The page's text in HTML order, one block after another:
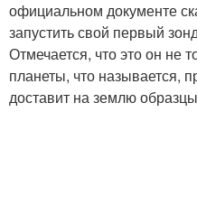
официальном документе
запустить свой первый
Отмечается, что это он не
планеты, что называется,
доставит на землю